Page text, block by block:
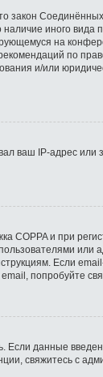
закон
иного вида
на
по
и/или
ваш IP-адрес
и при
или
Если
попробуйте
Если данные
свяжитесь с